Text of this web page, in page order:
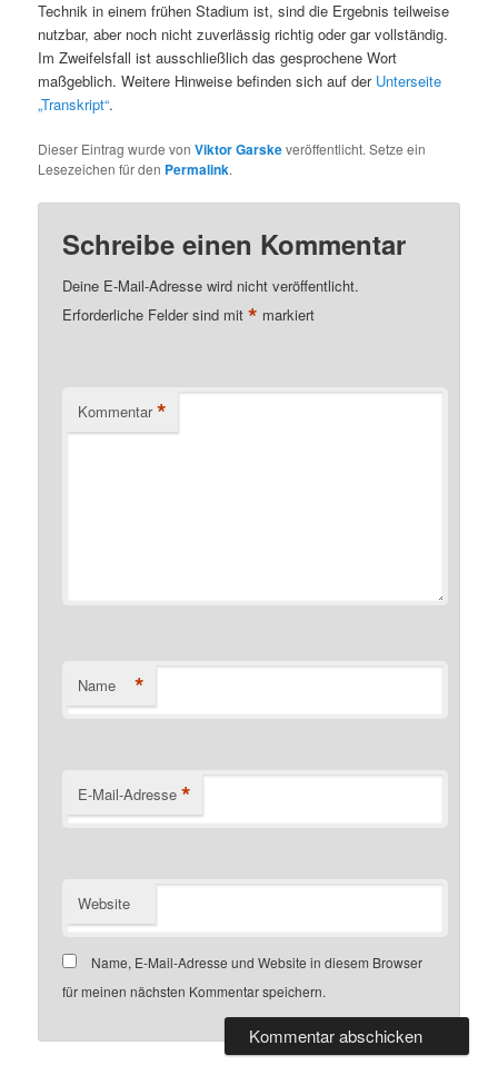
Technik in einem frühen Stadium ist, sind die Ergebnis teilweise
nutzbar, aber noch nicht zuverlässig richtig oder gar vollständig.
Im Zweifelsfall ist ausschließlich das gesprochene Wort
maßgeblich. Weitere Hinweise befinden sich auf der Unterseite
„Transkript“.
Dieser Eintrag wurde vonViktor Garskeveröffentlicht. Setze ein
Lesezeichen für den Permalink.
Schreibe einen Kommentar
Deine E-Mail-Adresse wird nicht veröffentlicht.
Erforderliche Felder sind mit* markiert
Kommentar *
Name *
E-Mail-Adresse *
Website
Name, E-Mail-Adresse und Website in diesem Browser
für meinen nächsten Kommentar speichern.